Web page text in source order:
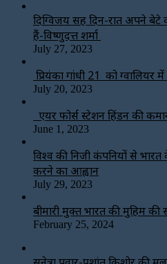
दिग्विजय सिंह दिन-रात अपने
हैं-विष्णुदत्त शर्मा
July 27, 2023
प्रियंका गांधी 21 को ग्वालियर में
July 20, 2023
एयर फोर्स स्टेशन हिंडन की
June 1, 2023
विश्‍व की निजी कंपनियों से
करने का आह्वान
July 29, 2023
बीमारी मुक्त भारत की मुहिम की
February 25, 2024